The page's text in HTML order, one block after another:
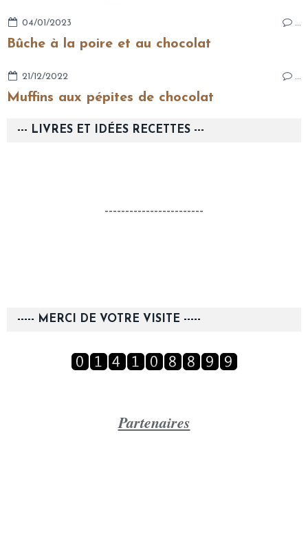
04/01/2023 …
Bûche à la poire et au chocolat
21/12/2022
Muffins aux pépites de chocolat
--- LIVRES ET IDÉES RECETTES ---
------------------------
----- MERCI DE VOTRE VISITE -----
Partenaires